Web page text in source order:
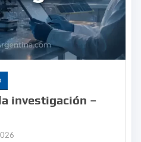
investigación –